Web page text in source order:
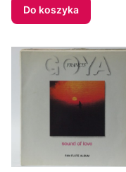
Do koszyka